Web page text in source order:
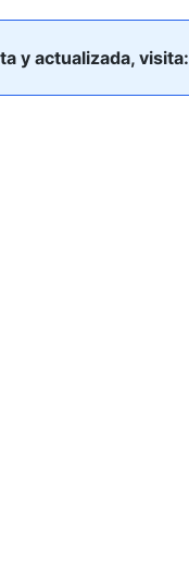
y actualizada, visita: